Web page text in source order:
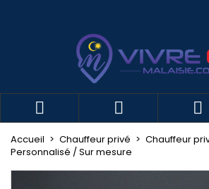
  
Accueil Chauffeur privé
Chauffeur
Personnalisé / Sur mesure